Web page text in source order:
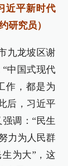
近平新时代
研究员）
九龙坡区谢
中国式现代
作，都是为
后，习近平
调：“民生
力为人民群
为大”，这